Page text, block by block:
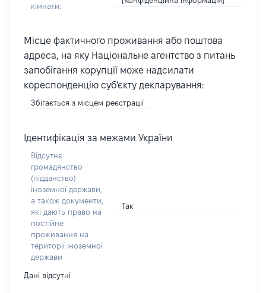
кімнати:
Місце фактичного проживання або поштова
адреса, на яку Національне агентство з питань
запобігання корупції може надсилати
кореспонденцію суб'єкту декларування:
Збігається з місцем реєстрації
Ідентифікація за межами України
Відсутнє
громадянство
(підданство)
іноземної держави,
а також документи,
які дають право на
постійне
проживання на
території іноземної
держави
Так
Дані відсутні